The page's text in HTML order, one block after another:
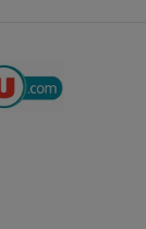
à expressos